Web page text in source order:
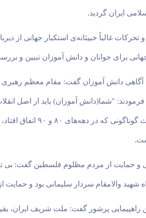
ایران گردید.
غالباً خبیثانه‌ی استکبار جهانی از دیرباز
برای جوانان و دانش آموزان تبیین و
دانش آموزان گفت: مقام معظم رهبری
فرمودند: "شما(دانش آموزان) باید از اصل
دهه ‌۶۰ اتفاق افتاد،
.
و حمایت از مردم مظلوم فلسطین گفت: بی
شهید والامقام سردار سلیمانی بود و
راهپیمایی پرشور گفت: ملت شریف ایران،